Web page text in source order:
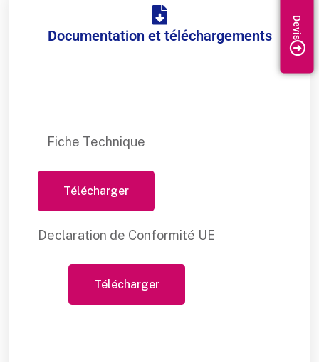
Documentation et téléchargements
Fiche Technique
Télécharger
Declaration de Conformité UE
Télécharger